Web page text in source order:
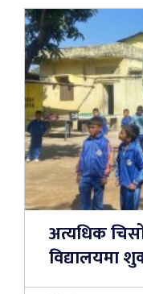
अत्यधिक
विद्यालयमा